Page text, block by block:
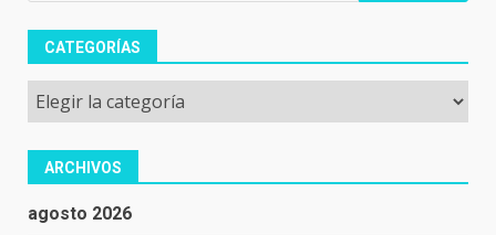
CATEGORÍAS
Categorías
ARCHIVOS
agosto 2026